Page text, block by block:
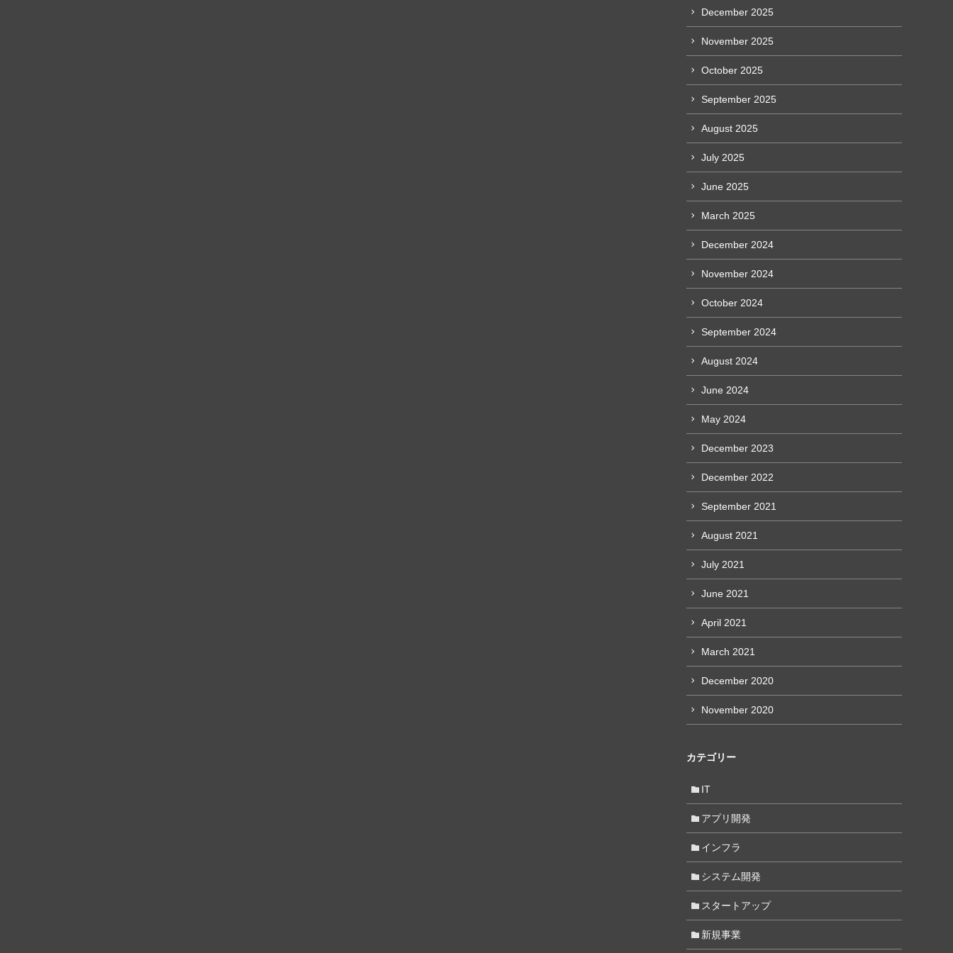
December 2025
November 2025
October 2025
September 2025
August 2025
July 2025
June 2025
March 2025
December 2024
November 2024
October 2024
September 2024
August 2024
June 2024
May 2024
December 2023
December 2022
September 2021
August 2021
July 2021
June 2021
April 2021
March 2021
December 2020
November 2020
カテゴリー
IT
アプリ開発
インフラ
システム開発
スタートアップ
新規事業